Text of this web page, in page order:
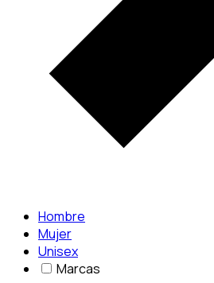
Hombre
Mujer
Unisex
Marcas